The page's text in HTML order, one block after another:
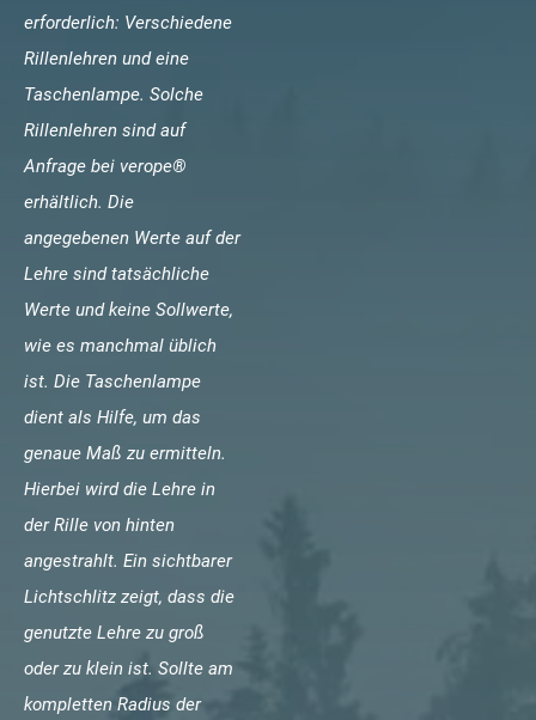
erforderlich: Verschiedene
Rillenlehren und eine
Taschenlampe. Solche
Rillenlehren sind auf
Anfrage bei verope®
erhältlich. Die
angegebenen Werte auf der
Lehre sind tatsächliche
Werte und keine Sollwerte,
wie es manchmal üblich
ist. Die Taschenlampe
dient als Hilfe, um das
genaue Maß zu ermitteln.
Hierbei wird die Lehre in
der Rille von hinten
angestrahlt. Ein sichtbarer
Lichtschlitz zeigt, dass die
genutzte Lehre zu groß
oder zu klein ist. Sollte am
kompletten Radius der